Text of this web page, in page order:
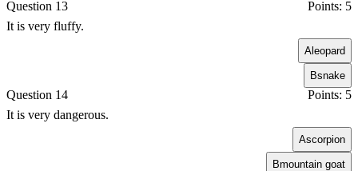
Question 13
Points: 5
It is very fluffy.
Aleopard
Bsnake
Question 14
Points: 5
It is very dangerous.
Ascorpion
Bmountain goat